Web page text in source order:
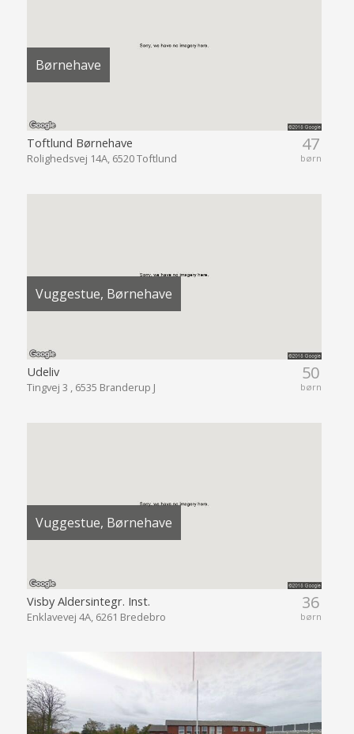
Børnehave
47
børn
Toftlund Børnehave
Rolighedsvej 14A, 6520 Toftlund
Vuggestue, Børnehave
50
børn
Udeliv
Tingvej 3 , 6535 Branderup J
Vuggestue, Børnehave
36
børn
Visby Aldersintegr. Inst.
Enklavevej 4A, 6261 Bredebro